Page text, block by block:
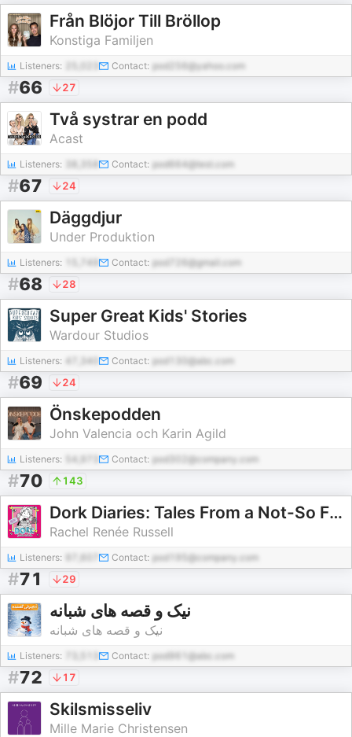
Från Blöjor Till Bröllop
Konstiga Familjen
Listeners: Contact: pod256@yahoo.com
#66 27
Två systrar en podd
Acast
Listeners: Contact: pod664@test.com
#67 24
Däggdjur
Under Produktion
Listeners: 15,749 Contact: pod726@gmail.com
#68 28
Super Great Kids' Stories
Wardour Studios
Listeners: 47,340 Contact: pod130@abc.com
#69 24
Önskepodden
John Valencia och Karin Agild
Listeners: 54,973 Contact: pod302@company.com
#70 143
Dork Diaries: Tales From a Not-So Fabulous Life
Rachel Renée Russell
Listeners: Contact: pod195@company.com
#71 29
نیک و قصه های شبانه
نیک و قصه های شبانه
Listeners: Contact: pod961@abc.com
#72 17
Skilsmisseliv
Mille Marie Christensen